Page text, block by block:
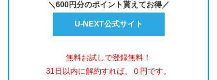
＼600円分のポイント貰えてお得／
U-NEXT公式サイト
無料お試しで登録無料！
31日以内に解約すれば、０円です。